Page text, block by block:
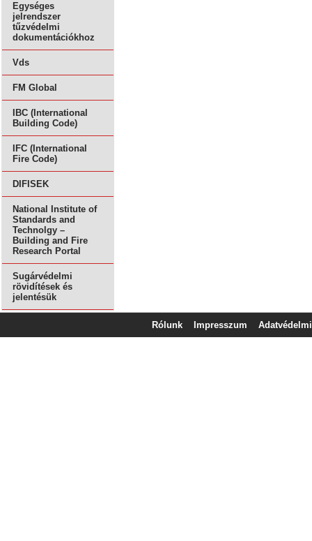
Egységes
jelrendszer
tűzvédelmi
dokumentációkhoz
Vds
FM Global
IBC (International
Building Code)
IFC (International
Fire Code)
DIFISEK
National Institute of
Standards and
Technolgy –
Building and Fire
Research Portal
Sugárvédelmi
rövidítések és
jelentésük
Rólunk Impresszum